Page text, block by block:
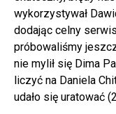
wykorzystywał
dodając celny
próbowaliśmy
nie mylił się Dima
liczyć na Daniela
udało się uratować